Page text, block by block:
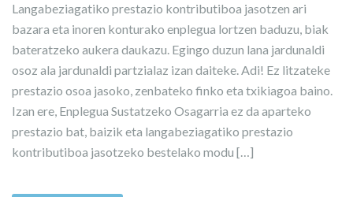
Langabeziagatiko prestazio kontributiboa jasotzen ari
bazara eta inoren konturako enplegua lortzen baduzu, biak
bateratzeko aukera daukazu. Egingo duzun lana jardunaldi
osoz ala jardunaldi partzialaz izan daiteke. Adi! Ez litzateke
prestazio osoa jasoko, zenbateko finko eta txikiagoa baino.
Izan ere, Enplegua Sustatzeko Osagarria ez da aparteko
prestazio bat, baizik eta langabeziagatiko prestazio
kontributiboa jasotzeko bestelako modu […]